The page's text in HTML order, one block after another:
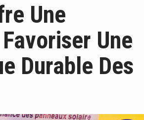
Une
Une
Durable Des